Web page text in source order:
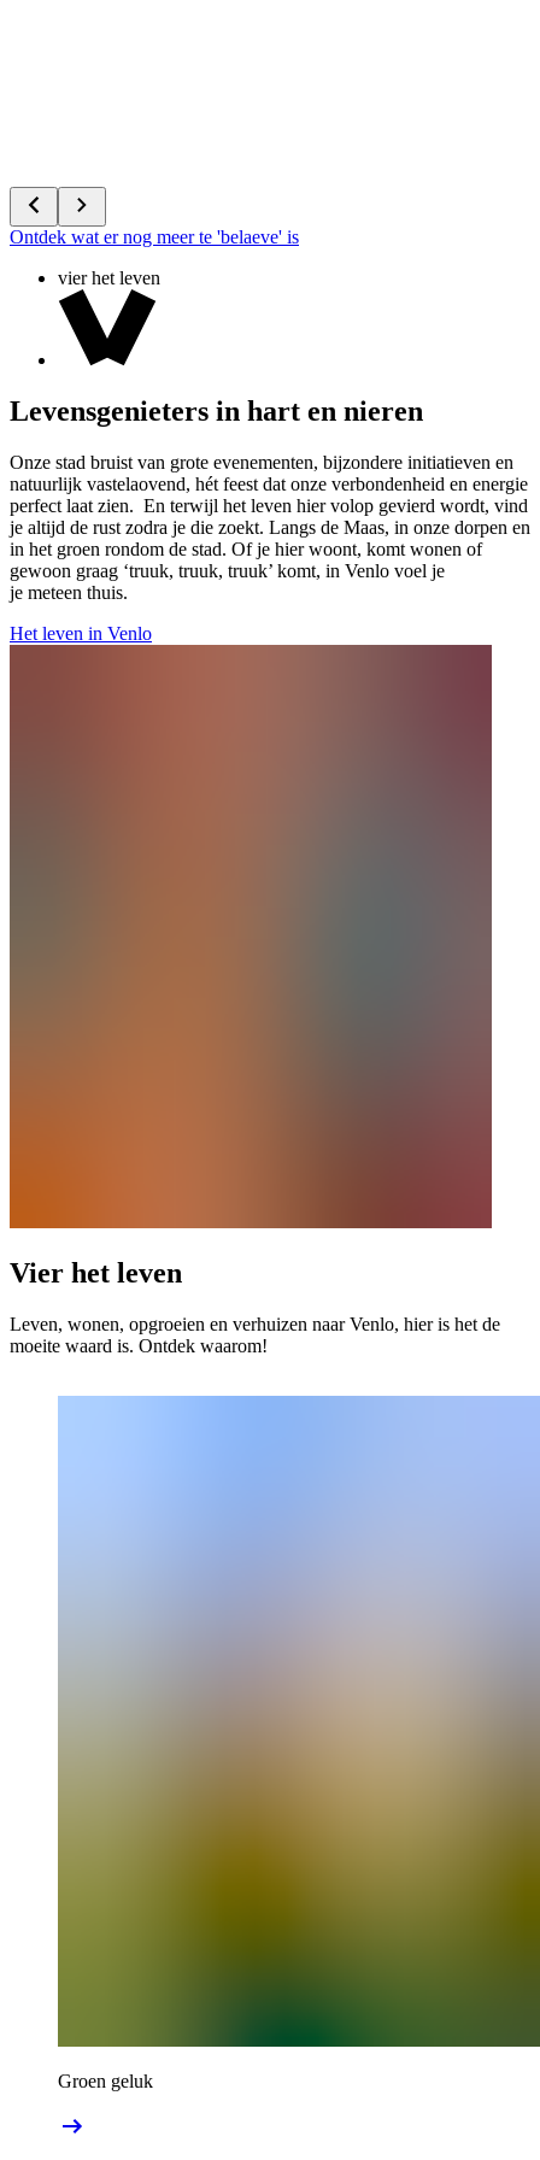
Ontdek wat er nog meer te 'belaeve' is
vier het leven
Levensgenieters in hart en nieren
Onze stad bruist van grote evenementen, bijzondere initiatieven en
natuurlijk vastelaovend, hét feest dat onze verbondenheid en energie
perfect laat zien. En terwijl het leven hier volop gevierd wordt, vind
je altijd de rust zodra je die zoekt. Langs de Maas, in onze dorpen en
in het groen rondom de stad. Of je hier woont, komt wonen of
gewoon graag ‘truuk, truuk, truuk’ komt, in Venlo voel je
je meteen thuis.
Het leven in Venlo
Vier het leven
Leven, wonen, opgroeien en verhuizen naar Venlo, hier is het de
moeite waard is. Ontdek waarom!
Groen geluk